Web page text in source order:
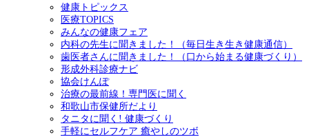
健康トピックス
医療TOPICS
みんなの健康フェア
内科の先生に聞きました！（毎日生き生き健康通信）
歯医者さんに聞きました！（口から始まる健康づくり）
形成外科診療ナビ
協会けんぽ
治療の最前線！専門医に聞く
和歌山市保健所だより
タニタに聞く! 健康づくり
手軽にセルフケア 癒やしのツボ